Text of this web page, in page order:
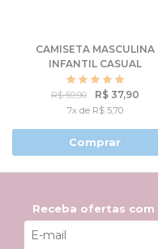
CAMISETA MASCULINA
INFANTIL CASUAL
R$ 59,90 R$ 37,90
7x de R$ 5,70
Comprar
Receba ofertas com